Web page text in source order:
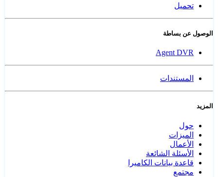
تحميل
الوصول عن بساطة
Agent DVR
المستندات
المزيد
حول
الميزات
الأعمال
الأسئلة الشائعة
قاعدة بيانات الكاميرا
مجتمع